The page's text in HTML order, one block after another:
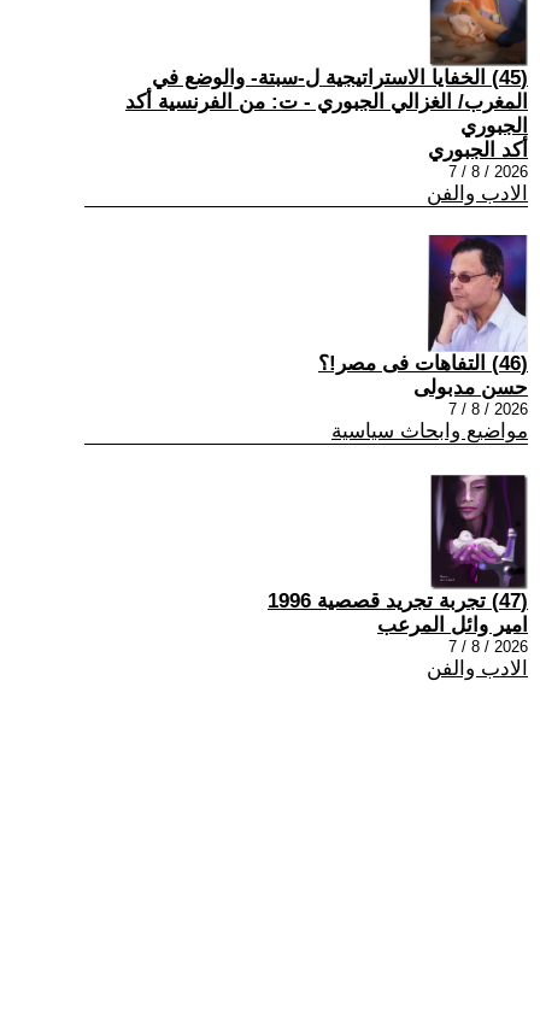
(45) الخفايا الاستراتيجية ل-سبتة- والوضع في
المغرب/ الغزالي الجبوري - ت: من الفرنسية أكد
الجبوري
أكد الجبوري
2026 / 8 / 7
الادب والفن
(46) التفاهات فى مصر!؟
حسن مدبولى
2026 / 8 / 7
مواضيع وابحاث سياسية
(47) تجربة تجريد قصصية 1996
امير وائل المرعب
2026 / 8 / 7
الادب والفن